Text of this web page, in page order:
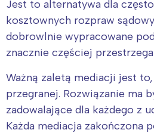
Jest to alternatywa dla często
kosztownych rozpraw
dobrowlnie wypracowane
znacznie częściej
Ważną zaletą mediacji jest
przegranej. Rozwiązanie ma
zadowalające dla każdego z
Każda mediacja zakończona